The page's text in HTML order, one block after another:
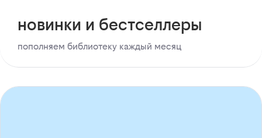
новинки и бестселлеры
пополняем библиотеку каждый месяц